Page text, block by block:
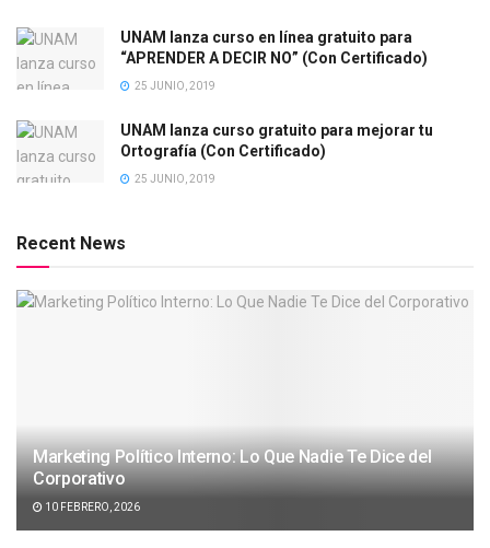
UNAM lanza curso en línea gratuito para
“APRENDER A DECIR NO” (Con Certificado)
25 JUNIO, 2019
UNAM lanza curso gratuito para mejorar tu
Ortografía (Con Certificado)
25 JUNIO, 2019
Recent News
Marketing Político Interno: Lo Que Nadie Te Dice del
Corporativo
10 FEBRERO, 2026